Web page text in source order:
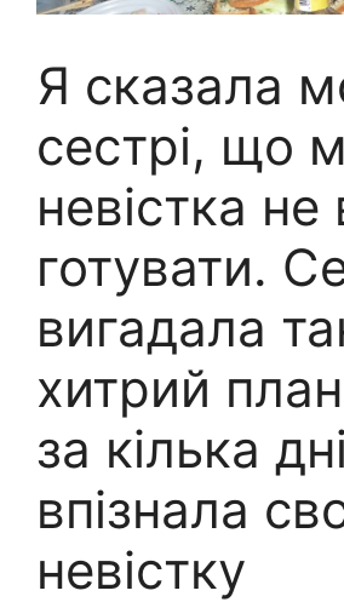
Я сказала
сестрі, що
невістка не
готувати.
вигадала
хитрий
за кілька
впізнала
невістку